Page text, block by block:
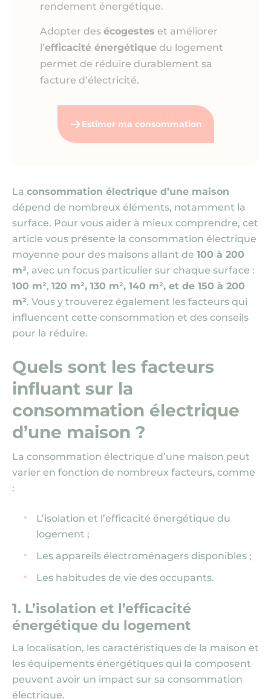
rendement énergétique.
Adopter des écogestes et améliorer
l’efficacité énergétique du logement
permet de réduire durablement sa
facture d’électricité.
Estimer ma consommation
La consommation électrique d’une maison
dépend de nombreux éléments, notamment la
surface. Pour vous aider à mieux comprendre, cet
article vous présente la consommation électrique
moyenne pour des maisons allant de 100 à 200
m², avec un focus particulier sur chaque surface :
100 m², 120 m², 130 m², 140 m², et de 150 à 200
m². Vous y trouverez également les facteurs qui
influencent cette consommation et des conseils
pour la réduire.
Quels sont les facteurs
influant sur la
consommation électrique
d’une maison ?
La consommation électrique d’une maison peut
varier en fonction de nombreux facteurs, comme
:
L’isolation et l’efficacité énergétique du
logement ;
Les appareils électroménagers disponibles ;
Les habitudes de vie des occupants.
1. L’isolation et l’efficacité
énergétique du logement
La localisation, les caractéristiques de la maison et
les équipements énergétiques qui la composent
peuvent avoir un impact sur sa consommation
électrique.